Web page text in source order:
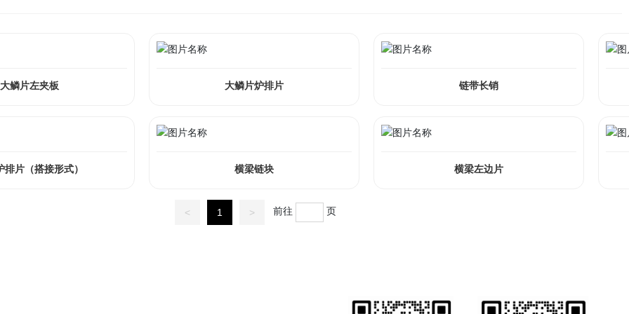
大鳞片左夹板 大鳞片炉排片 链带长销
排片（搭接形式） 横梁链块 横梁左边片
< 1 > 前往 页